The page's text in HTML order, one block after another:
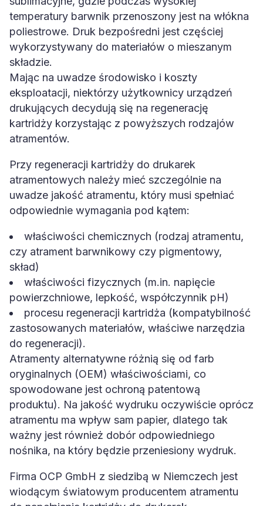
temperatury barwnik przenoszony jest na włókna
poliestrowe. Druk bezpośredni jest częściej
wykorzystywany do materiałów o mieszanym
składzie.
Mając na uwadze środowisko i koszty
eksploatacji, niektórzy użytkownicy urządzeń
drukujących decydują się na regenerację
kartridży korzystając z powyższych rodzajów
atramentów.
atramentowych należy mieć szczególnie na
uwadze jakość atramentu, który musi spełniać
odpowiednie wymagania pod kątem:
właściwości chemicznych (rodzaj atramentu,
czy atrament barwnikowy czy pigmentowy,
skład)
właściwości fizycznych (m.in. napięcie
powierzchniowe, lepkość, współczynnik pH)
procesu regeneracji kartridża (kompatybilność
zastosowanych materiałów, właściwe narzędzia
do regeneracji).
Atramenty alternatywne różnią się od farb
oryginalnych (OEM) właściwościami, co
spowodowane jest ochroną patentową
produktu). Na jakość wydruku oczywiście oprócz
atramentu ma wpływ sam papier, dlatego tak
ważny jest również dobór odpowiedniego
nośnika, na który będzie przeniesiony wydruk.
wiodącym światowym producentem atramentu
do napełniania kartridży do drukarek